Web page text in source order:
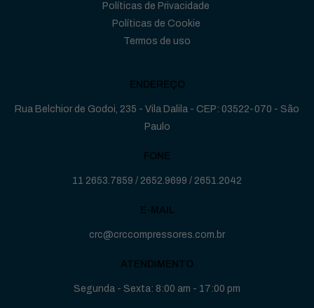
Políticas de Privacidade
Políticas de Cookie
Termos de uso
ENDEREÇO
Rua Belchior de Godoi, 235 - Vila Dalila - CEP: 03522-070 - São
Paulo
FONE
11 2653.7859 / 2652.9699 / 2651.2042
E-MAIL
crc@crccompressores.com.br
ATENDIMENTO
Segunda - Sexta: 8:00 am - 17:00 pm